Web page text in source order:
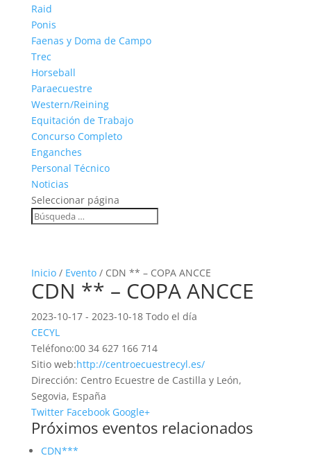
Raid
Ponis
Faenas y Doma de Campo
Trec
Horseball
Paraecuestre
Western/Reining
Equitación de Trabajo
Concurso Completo
Enganches
Personal Técnico
Noticias
Seleccionar página
Inicio/ Evento/ CDN ** – COPA ANCCE
CDN ** – COPA ANCCE
2023-10-17 - 2023-10-18 Todo el día
CECYL
Teléfono:00 34 627 166 714
Sitio web:http://centroecuestrecyl.es/
Dirección: Centro Ecuestre de Castilla y León,
Segovia, España
Twitter Facebook Google+
Próximos eventos relacionados
CDN***